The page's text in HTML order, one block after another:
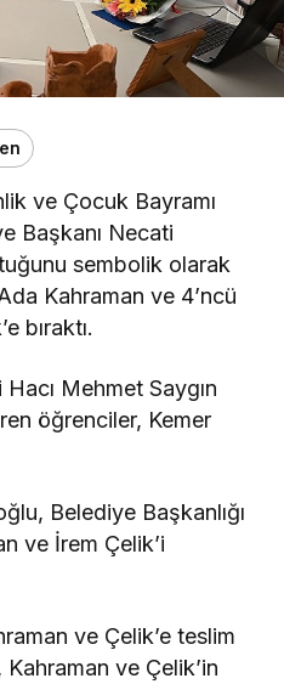
ve Çocuk Bayramı
Başkanı Necati
sembolik olarak
Kahraman ve 4’ncü
bıraktı.
Mehmet Saygın
öğrenciler, Kemer
Belediye Başkanlığı
ve İrem Çelik’i
ve Çelik’e teslim
ve Çelik’in